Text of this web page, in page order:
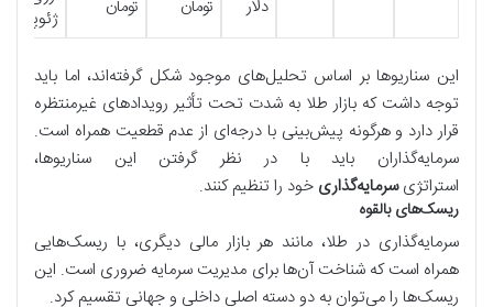
دلار
تومان
تومان
این سناریوها بر اساس تحلیل‌های موجود شکل گرفته‌اند، اما باید
توجه داشت که بازار طلا به شدت تحت تأثیر رویدادهای غیرمنتظره
قرار دارد و هرگونه پیش‌بینی با درجه‌ای از عدم قطعیت همراه است.
سرمایه‌گذاران باید با در نظر گرفتن این سناریوها،
استراتژی سرمایه‌گذاری خود را تنظیم کنند.
ریسک‌های بالقوه
سرمایه‌گذاری در طلا، مانند هر بازار مالی دیگری، با ریسک‌هایی
همراه است که شناخت آن‌ها برای مدیریت سرمایه ضروری است. این
ریسک‌ها را می‌توان به دو دسته اصلی داخلی و جهانی تقسیم کرد.